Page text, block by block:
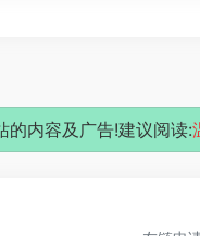
的内容及广告!建议阅读: